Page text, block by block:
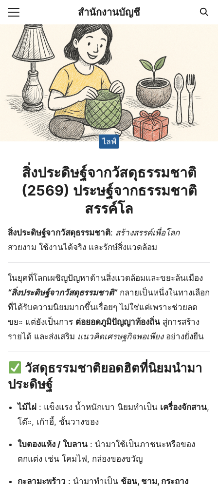
Skip
content
สำนักงานบัญชี
(ไม่มีชื่อ)
านบัญชี (Accounting
ช่วยสำคัญในการบริหาร
Search
for:
ไลฟ์
สิ่งประดิษฐ์จากวัสดุธรรมชาติ
(2569) ประษฐ์จากธรรมชาติ
สรรค์โล
สิ่งประดิษฐ์จากวัสดุธรรมชาติ: สร้างสรรค์เพื่อโลก
สวยงาม ใช้งานได้จริง และรักษ์สิ่งแวดล้อม
ในยุคที่โลกเผชิญปัญหาด้านสิ่งแวดล้อมและขยะล้นเมือง
“สิ่งประดิษฐ์จากวัสดุธรรมชาติ”กลายเป็นหนึ่งในทางเลือก
ที่ได้รับความนิยมมากขึ้นเรื่อยๆ ไม่ใช่แค่เพราะช่วยลด
ขยะ แต่ยังเป็นการ ต่อยอดภูมิปัญญาท้องถิ่น สู่การสร้าง
รายได้ และส่งเสริม แนวคิดเศรษฐกิจพอเพียงอย่างยั่งยืน
วัสดุธรรมชาติยอดฮิตที่นิยมนำมา
ประดิษฐ์
ไม้ไผ่ : แข็งแรง น้ำหนักเบา นิยมทำเป็น เครื่องจักสาน,
โต๊ะ, เก้าอี้, ชั้นวางของ
ใบตองแห้ง / ใบลาน : นำมาใช้เป็นภาชนะหรือของ
ตกแต่ง เช่น โคมไฟ, กล่องของขวัญ
กะลามะพร้าว : นำมาทำเป็น ช้อน, ชาม, กระถาง